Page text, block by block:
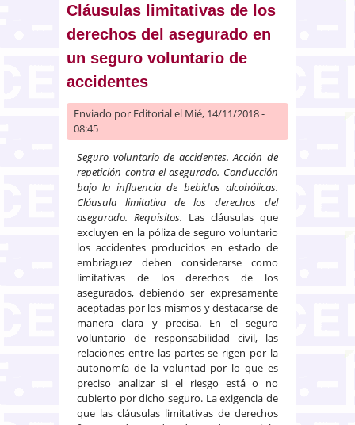
Cláusulas limitativas de los
derechos del asegurado en
un seguro voluntario de
accidentes
Enviado por Editorialel Mié, 14/11/2018 -
08:45
Seguro voluntario de accidentes. Acción de
repetición contra el asegurado. Conducción
bajo la influencia de bebidas alcohólicas.
Cláusula limitativa de los derechos del
asegurado. Requisitos. Las cláusulas que
excluyen en la póliza de seguro voluntario
los accidentes producidos en estado de
embriaguez deben considerarse como
limitativas de los derechos de los
asegurados, debiendo ser expresamente
aceptadas por los mismos y destacarse de
manera clara y precisa. En el seguro
voluntario de responsabilidad civil, las
relaciones entre las partes se rigen por la
autonomía de la voluntad por lo que es
preciso analizar si el riesgo está o no
cubierto por dicho seguro. La exigencia de
que las cláusulas limitativas de derechos